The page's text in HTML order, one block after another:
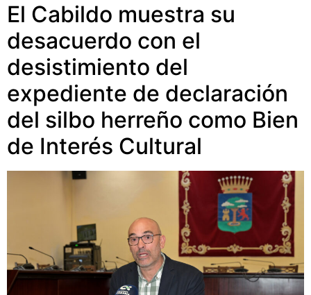
El Cabildo muestra su
desacuerdo con el
desistimiento del
expediente de declaración
del silbo herreño como Bien
de Interés Cultural